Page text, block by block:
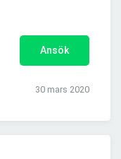
Ansök
30 mars 2020